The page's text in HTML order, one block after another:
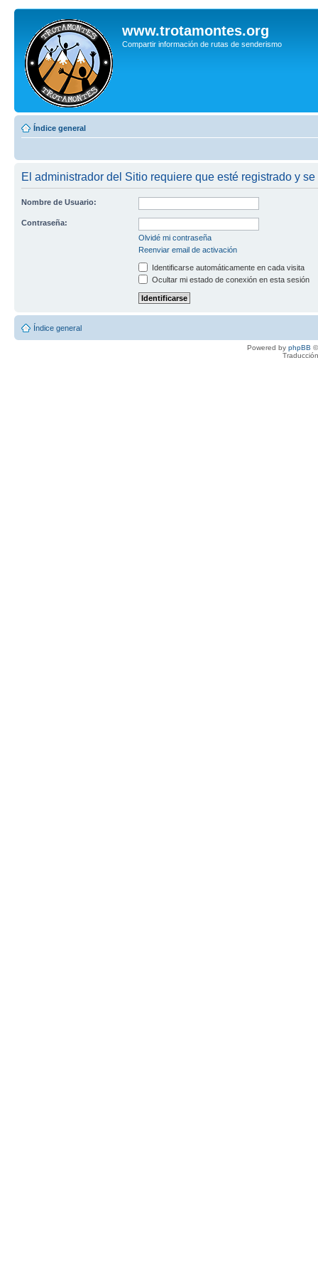
www.trotamontes.org
Compartir información de rutas de senderismo
Índice general
El administrador del Sitio requiere que esté registrado y
Nombre de Usuario:
Contraseña:
Olvidé mi contraseña
Reenviar email de activación
Identificarse automáticamente en cada visita
Ocultar mi estado de conexión en esta sesión
Índice general
Powered by phpBB